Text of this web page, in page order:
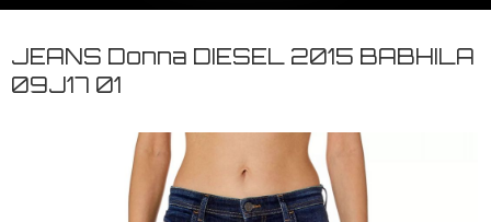
BRAND
JEANS Donna DIESEL 2015 BABHILA
09J17 01